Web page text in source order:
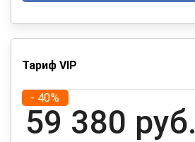
Тариф VIP
- 40%
59 380 руб.